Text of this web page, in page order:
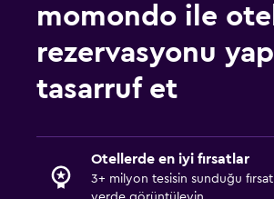
momondo ile otel
rezervasyonu
tasarruf et
Otellerde en iyi fırsatlar
3+ milyon tesisin sunduğu